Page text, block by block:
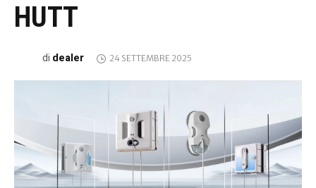
HUTT
di dealer 24 SETTEMBRE 2025